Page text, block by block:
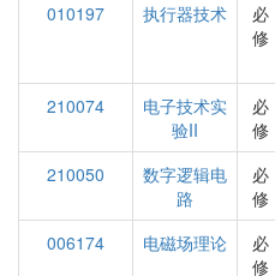
010197
执行器技术
必
修
210074
电子技术实
验II
必
修
210050
数字逻辑电
路
必
修
006174 电磁场理论
必
修